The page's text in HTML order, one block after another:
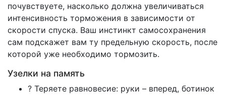
почувствуете, насколько должна увеличиваться
интенсивность торможения в зависимости от
скорости спуска. Ваш инстинкт самосохранения
сам подскажет вам ту предельную скорость, после
которой уже необходимо тормозить.
Узелки на память
? Теряете равновесие: руки – вперед, ботинок